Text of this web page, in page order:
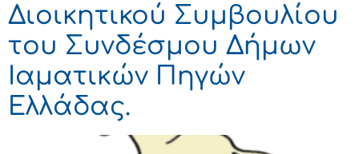
Διοικητικού Συμβουλίου
του Συνδέσμου Δήμων
Ιαματικών Πηγών
Ελλάδας.